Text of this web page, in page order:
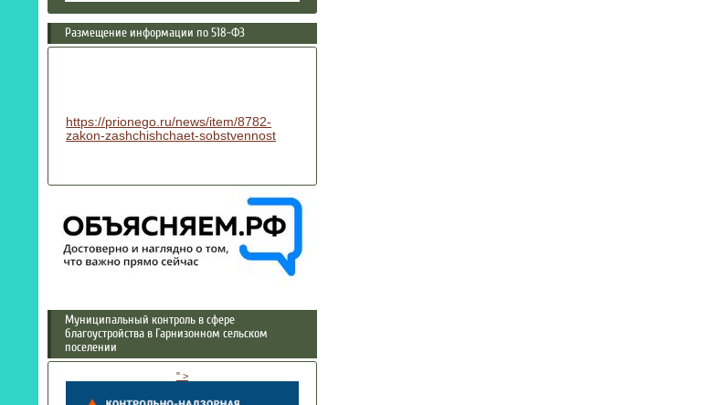
Размещение информации по 518-ФЗ
https://prionego.ru/news/item/8782-
zakon-zashchishchaet-sobstvennost
Муниципальный контроль в сфере
благоустройства в Гарнизонном сельском
поселении
" >